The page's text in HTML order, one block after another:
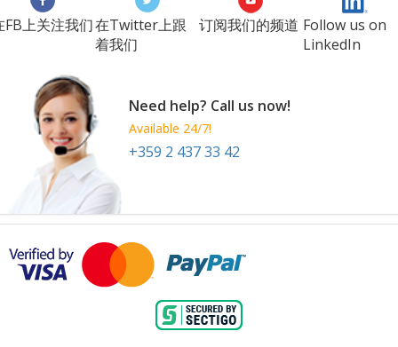
FB上关注我们在Twitter上跟
着我们
订阅我们的频道 Follow us on
LinkedIn
Need help? Call us now!
Available 24/7!
+359 2 437 33 42